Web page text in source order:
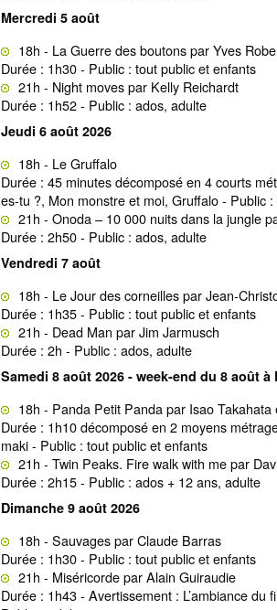
Mercredi 5 août
18h - La Guerre des boutons par Yves
Durée : 1h30 - Public : tout public et enfants
21h - Night moves par Kelly Reichardt
Durée : 1h52 - Public : ados, adulte
Jeudi 6 août 2026
18h - Le Gruffalo
Durée : 45 minutes décomposé en 4 courts
es-tu ?, Mon monstre et moi, Gruffalo - Public
21h - Onoda – 10 000 nuits dans la jungle
Durée : 2h50 - Public : ados, adulte
Vendredi 7 août
18h - Le Jour des corneilles par Jean-
Durée : 1h35 - Public : tout public et enfants
21h - Dead Man par Jim Jarmusch
Durée : 2h - Public : ados, adulte
Samedi 8 août 2026 - week-end du 8 août à
18h - Panda Petit Panda par Isao Takahata
Durée : 1h10 décomposé en 2 moyens
maki - Public : tout public et enfants
21h - Twin Peaks. Fire walk with me par
Durée : 2h15 - Public : ados + 12 ans, adulte
Dimanche 9 août 2026
18h - Sauvages par Claude Barras
Durée : 1h30 - Public : tout public et enfants
21h - Miséricorde par Alain Guiraudie
Durée : 1h43 - Avertissement : L’ambiance